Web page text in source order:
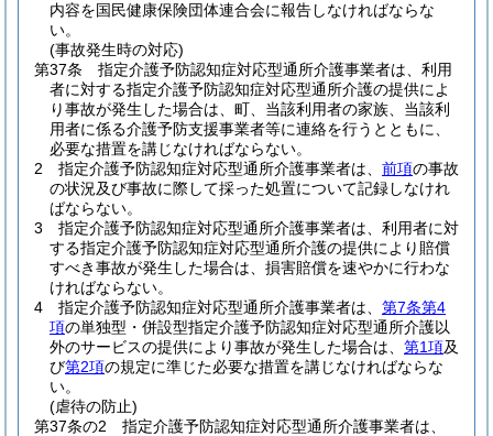
内容を国民健康保険団体連合会に報告しなければならな
い。
(事故発生時の対応)
第37条
指定介護予防認知症対応型通所介護事業者は、利用
者に対する指定介護予防認知症対応型通所介護の提供によ
り事故が発生した場合は、町、当該利用者の家族、当該利
用者に係る介護予防支援事業者等に連絡を行うとともに、
必要な措置を講じなければならない。
2
指定介護予防認知症対応型通所介護事業者は、 前項の事故
の状況及び事故に際して採った処置について記録しなけれ
ばならない。
3
指定介護予防認知症対応型通所介護事業者は、利用者に対
する指定介護予防認知症対応型通所介護の提供により賠償
すべき事故が発生した場合は、損害賠償を速やかに行わな
ければならない。
4
指定介護予防認知症対応型通所介護事業者は、 第7条第4
項の単独型・併設型指定介護予防認知症対応型通所介護以
外のサービスの提供により事故が発生した場合は、 第1項及
び第2項の規定に準じた必要な措置を講じなければならな
い。
(虐待の防止)
第37条の2
指定介護予防認知症対応型通所介護事業者は、